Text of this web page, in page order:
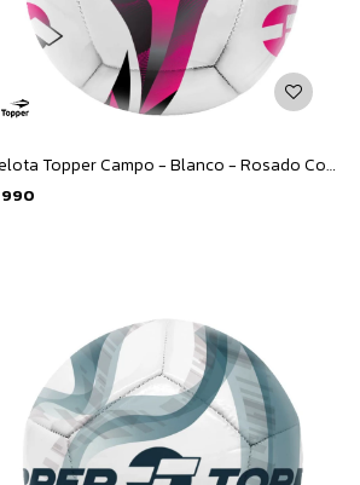
Pelota Topper Campo - Blanco - Rosado Coral - Negro
990